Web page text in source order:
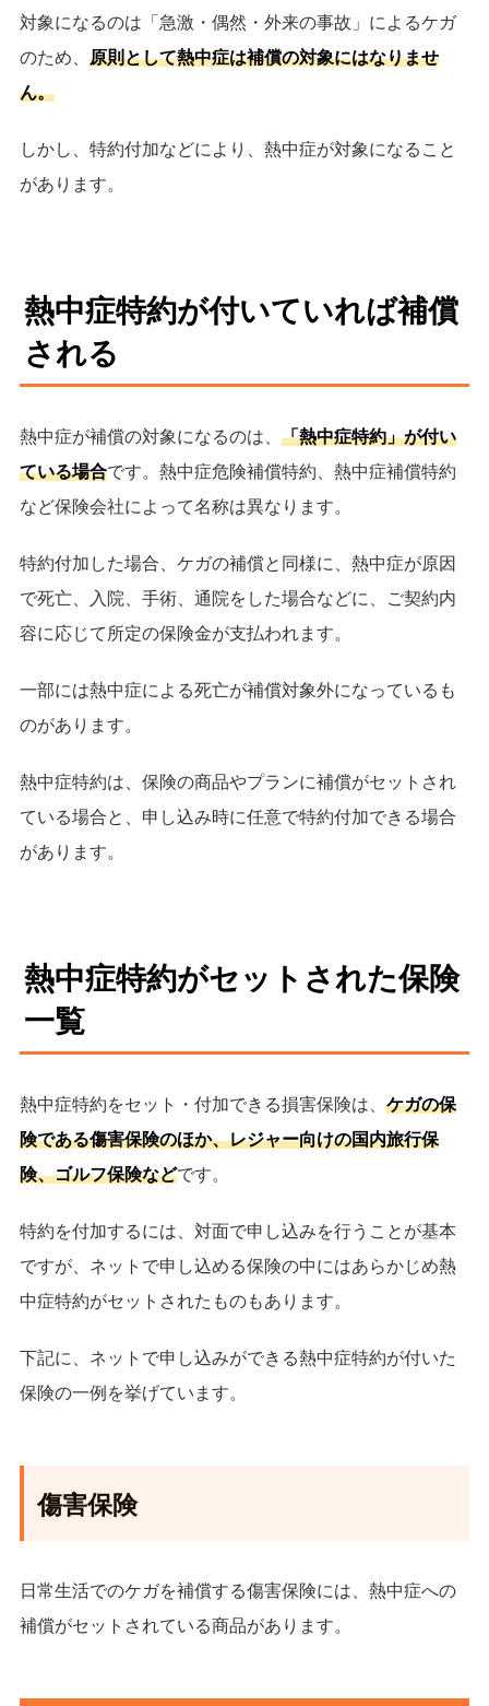
対象になるのは「急激・偶然・外来の事故」によるケガ
のため、 原則として熱中症は補償の対象にはなりませ
ん。
しかし、特約付加などにより、熱中症が対象になること
があります。
熱中症特約が付いていれば補償
される
熱中症が補償の対象になるのは、 「熱中症特約」が付い
ている場合です。熱中症危険補償特約、熱中症補償特約
など保険会社によって名称は異なります。
特約付加した場合、ケガの補償と同様に、熱中症が原因
で死亡、入院、手術、通院をした場合などに、ご契約内
容に応じて所定の保険金が支払われます。
一部には熱中症による死亡が補償対象外になっているも
のがあります。
熱中症特約は、保険の商品やプランに補償がセットされ
ている場合と、申し込み時に任意で特約付加できる場合
があります。
熱中症特約がセットされた保険
一覧
熱中症特約をセット・付加できる損害保険は、 ケガの保
険である傷害保険のほか、レジャー向けの国内旅行保
険、ゴルフ保険などです。
特約を付加するには、対面で申し込みを行うことが基本
ですが、ネットで申し込める保険の中にはあらかじめ熱
中症特約がセットされたものもあります。
下記に、ネットで申し込みができる熱中症特約が付いた
保険の一例を挙げています。
傷害保険
日常生活でのケガを補償する傷害保険には、熱中症への
補償がセットされている商品があります。